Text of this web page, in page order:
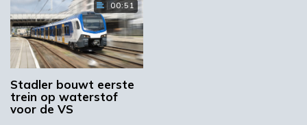
Nieuwe Chemport Europe video
Meest gelezen
00:51
Stadler bouwt eerste
trein op waterstof
voor de VS